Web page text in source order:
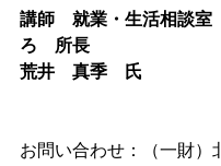
講師　就業・生活相談室
ろ　所長
荒井　真季　氏
お問い合わせ：（一財）